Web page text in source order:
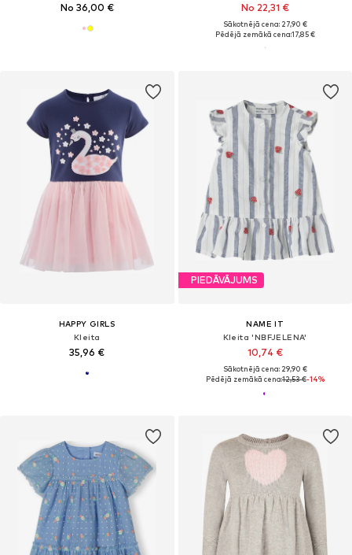
No 36,00 € No 22,31 €
Sākotnējā cena: 27,90 €
Pēdējā zemākā cena:17,85 €
HAPPY GIRLS
Kleita
35,96 €
PIEDĀVĀJUMS
NAME IT
Kleita 'NBFJELENA'
10,74 €
Sākotnējā cena: 29,90 €
Pēdējā zemākā cena:12,53 €-14%